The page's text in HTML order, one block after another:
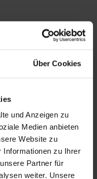
Über Cookies
und Anzeigen zu
Medien anbieten
Website zu
Informationen zu Ihrer
Partner für
weiter. Unsere